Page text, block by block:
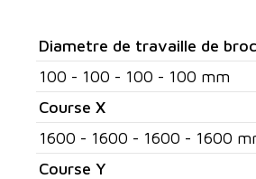
Diametre de travaille de
100 - 100 - 100 - 100 mm
Course X
1600 - 1600 - 1600 - 1600
Course Y